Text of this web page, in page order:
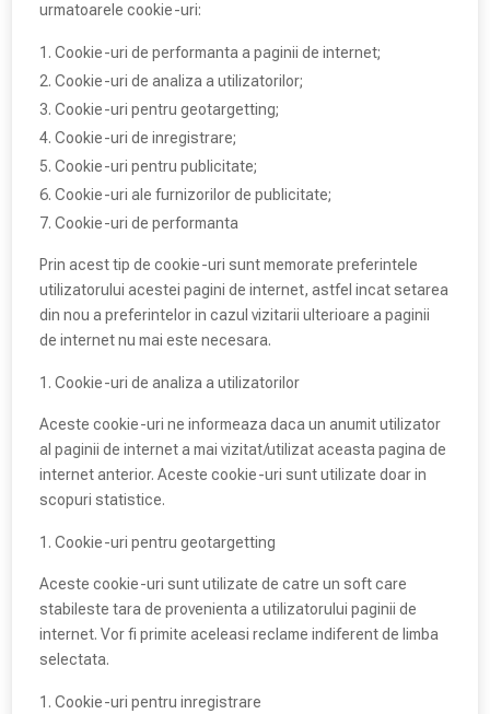
urmatoarele cookie-uri:
Cookie-uri de performanta a paginii de internet;
Cookie-uri de analiza a utilizatorilor;
Cookie-uri pentru geotargetting;
Cookie-uri de inregistrare;
Cookie-uri pentru publicitate;
Cookie-uri ale furnizorilor de publicitate;
Cookie-uri de performanta
Prin acest tip de cookie-uri sunt memorate preferintele
utilizatorului acestei pagini de internet, astfel incat setarea
din nou a preferintelor in cazul vizitarii ulterioare a paginii
de internet nu mai este necesara.
Cookie-uri de analiza a utilizatorilor
Aceste cookie-uri ne informeaza daca un anumit utilizator
al paginii de internet a mai vizitat/utilizat aceasta pagina de
internet anterior. Aceste cookie-uri sunt utilizate doar in
scopuri statistice.
Cookie-uri pentru geotargetting
Aceste cookie-uri sunt utilizate de catre un soft care
stabileste tara de provenienta a utilizatorului paginii de
internet. Vor fi primite aceleasi reclame indiferent de limba
selectata.
Cookie-uri pentru inregistrare